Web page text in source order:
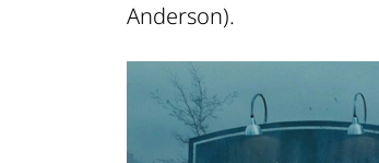
Anderson).